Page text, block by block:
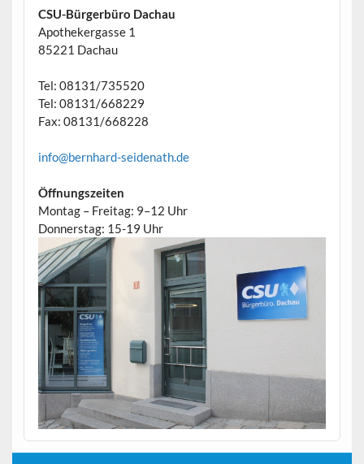
CSU-Bürgerbüro Dachau
Apothekergasse 1
85221 Dachau
Tel: 08131/735520
Tel: 08131/668229
Fax: 08131/668228
info@bernhard-seidenath.de
Öffnungszeiten
Montag – Freitag: 9–12 Uhr
Donnerstag: 15-19 Uhr